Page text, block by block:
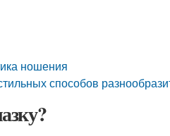
ношения
способов